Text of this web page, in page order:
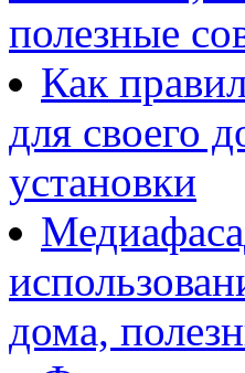
полезные
Как
для своего
установки
дома,